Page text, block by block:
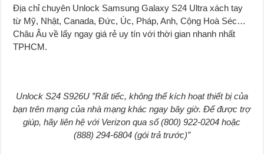
Unlock Samsung Galaxy Z Fold 7 giá rẻ
Địa chỉ chuyên Unlock Samsung Galaxy S24 Ultra xách tay
từ Mỹ, Nhật, Canada, Đức, Úc, Pháp, Anh, Cộng Hoà Séc…
Châu Âu về lấy ngay giá rẻ uy tín với thời gian nhanh nhất
TPHCM.
Unlock S24 S926U ”Rất tiếc, không thể kích hoạt thiết bị của
bạn trên mạng của nhà mạng khác ngay bây giờ. Để được trợ
giúp, hãy liên hệ với Verizon qua số (800) 922-0204 hoặc
(888) 294-6804 (gói trả trước)”